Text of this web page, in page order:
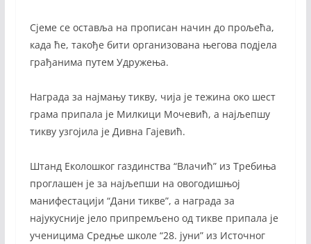
Сјеме се оставља на прописан начин до прољећа,
када ће, такође бити организована његова подјела
грађанима путем Удружења.
Награда за најмању тикву, чија је тежина око шест
грама припала је Милкици Мочевић, а најљепшу
тикву узгојила је Дивна Гајевић.
Штанд Еколошког газдинства “Влачић” из Требиња
проглашен је за најљепши на овогодишњој
манифестацији “Дани тикве”, а награда за
најукусније јело припремљено од тикве припала је
ученицима Средње школе “28. јуни” из Источног